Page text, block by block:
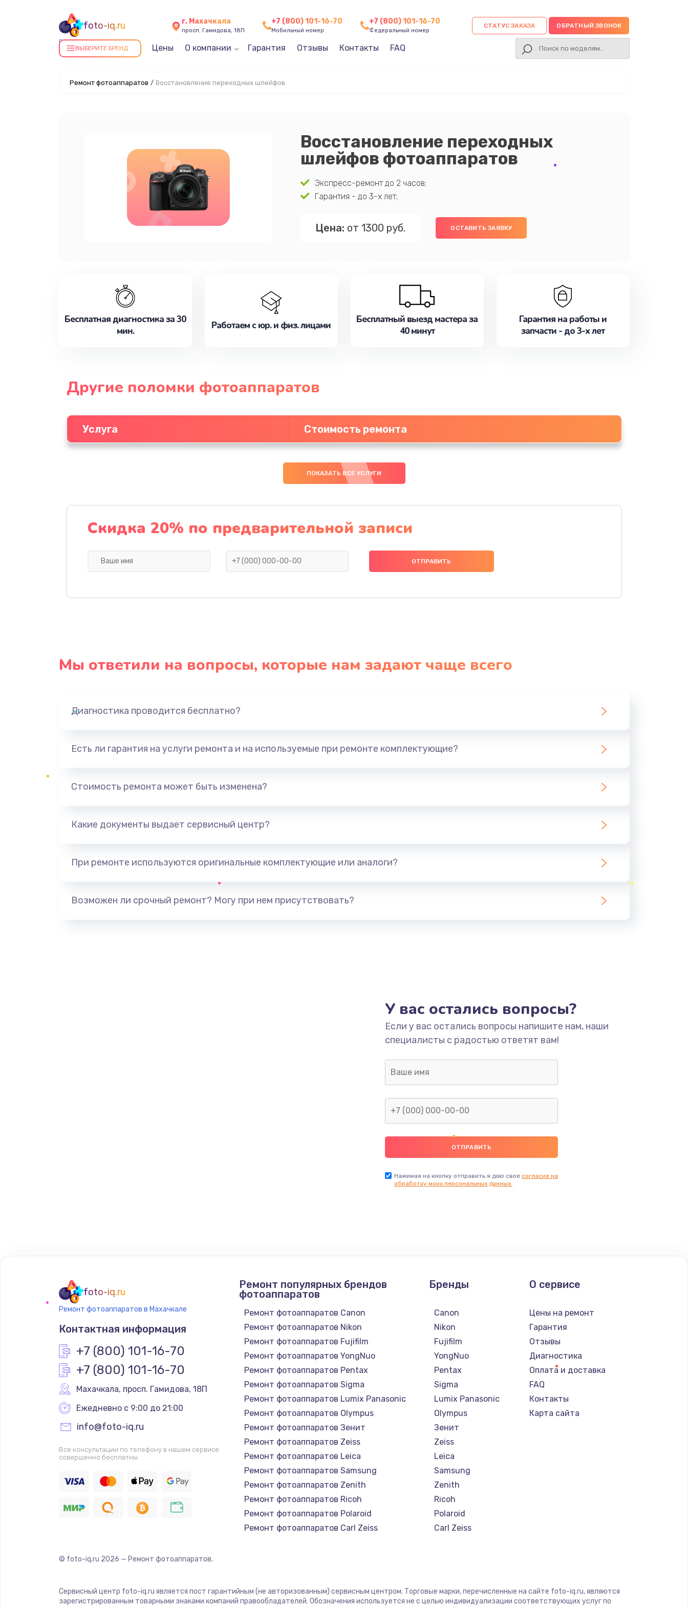
foto-iq.ru
Ремонт фотоаппаратов в
Махачкале
г. Махачкала
просп. Гамидова, 18П
+7 (800) 101-16-70
Мобильный номер
+7 (800) 101-16-70
Федеральный номер
СТАТУС ЗАКАЗА ОБРАТНЫЙ ЗВОНОК
ВЫБЕРИТЕ БРЕНД Цены О компании Гарантия Отзывы Контакты FAQ
Ремонт фотоаппаратов / Восстановление переходных шлейфов
Восстановление переходных
шлейфов фотоаппаратов
Экспресс-ремонт до 2 часов;
Гарантия - до 3-х лет;
Цена: от 1300 руб. ОСТАВИТЬ ЗАЯВКУ
Бесплатная диагностика за 30
мин.
Работаем с юр. и физ. лицами
Бесплатный выезд мастера за
40 минут
Гарантия на работы и
запчасти - до 3-х лет
Другие поломки фотоаппаратов
Услуга Стоимость ремонта
ПОКАЗАТЬ ВСЕ УСЛУГИ
Скидка 20% по предварительной записи
Мы ответили на вопросы, которые нам задают чаще всего
Диагностика проводится бесплатно?
Есть ли гарантия на услуги ремонта и на используемые при ремонте комплектующие?
Стоимость ремонта может быть изменена?
Какие документы выдает сервисный центр?
При ремонте используются оригинальные комплектующие или аналоги?
Возможен ли срочный ремонт? Могу при нем присутствовать?
У вас остались вопросы?
Если у вас остались вопросы напишите нам, наши
специалисты с радостью ответят вам!
Нажимая на кнопку отправить я даю свое согласие на
обработку моих персональных данных.
foto-iq.ru
Ремонт фотоаппаратов в Махачкале
Контактная информация
+7 (800) 101-16-70
+7 (800) 101-16-70
Махачкала, просп. Гамидова, 18П
Ежедневно с 9:00 до 21:00
info@foto-iq.ru
Все консультации по телефону в нашем сервисе
совершенно бесплатны
Ремонт популярных брендов
фотоаппаратов
Ремонт фотоаппаратов Canon
Ремонт фотоаппаратов Nikon
Ремонт фотоаппаратов Fujifilm
Ремонт фотоаппаратов YongNuo
Ремонт фотоаппаратов Pentax
Ремонт фотоаппаратов Sigma
Ремонт фотоаппаратов Lumix Panasonic
Ремонт фотоаппаратов Olympus
Ремонт фотоаппаратов Зенит
Ремонт фотоаппаратов Zeiss
Ремонт фотоаппаратов Leica
Ремонт фотоаппаратов Samsung
Ремонт фотоаппаратов Zenith
Ремонт фотоаппаратов Ricoh
Ремонт фотоаппаратов Polaroid
Ремонт фотоаппаратов Carl Zeiss
Бренды
Canon
Nikon
Fujifilm
YongNuo
Pentax
Sigma
Lumix Panasonic
Olympus
Зенит
Zeiss
Leica
Samsung
Zenith
Ricoh
Polaroid
Carl Zeiss
О сервисе
Цены на ремонт
Гарантия
Отзывы
Диагностика
Оплата и доставка
FAQ
Контакты
Карта сайта
© foto-iq.ru 2026 — Ремонт фотоаппаратов.
Сервисный центр foto-iq.ru является пост гарантийным (не авторизованным) сервисным центром. Торговые марки, перечисленные на сайте foto-iq.ru, являются
зарегистрированным товарными знаками компаний правообладателей. Обозначения используется не с целью индивидуализации соответствующих услуг по